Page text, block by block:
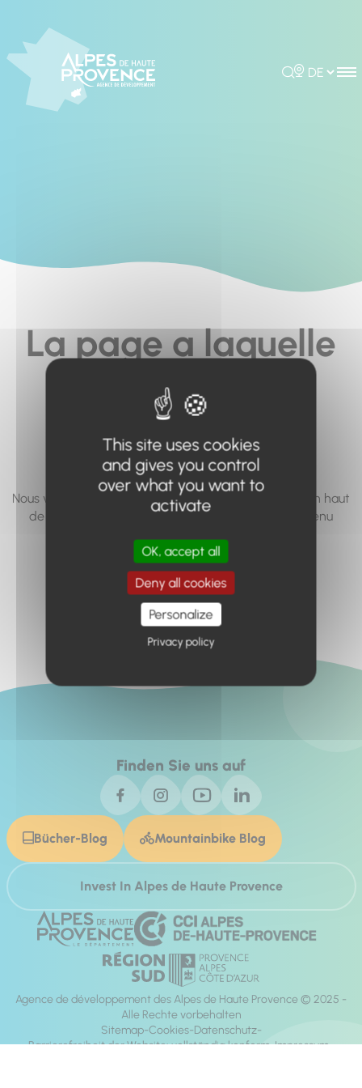
Rechercher
Choisir la
La page a laquelle
vous cherchez à
accéder n'existe
pas... ou plus.
Nous vous invitons à utiliser le moteur de recherche en haut
de page, ou à utiliser le menu pour trouver le contenu
Retour à l'accueil
Finden Sie uns auf
Bücher-Blog Mountainbike Blog
Invest In Alpes de Haute Provence
Agence de développement des Alpes de Haute Provence © 2025 -
Alle Rechte vorbehalten
Sitemap Cookies Datenschutz
Barrierefreiheit der Website: vollständig konform Impressum
This site uses cookies
and gives you control
over what you want to
activate
OK, accept all
Deny all cookies
Personalize
Privacy policy